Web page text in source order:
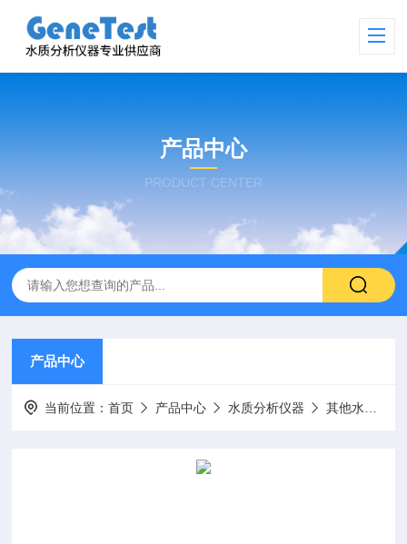
产品中心
PRODUCT CENTER
产品中心
当前位置：首页 产品中心 水质分析仪器 其他水质分析仪及配件